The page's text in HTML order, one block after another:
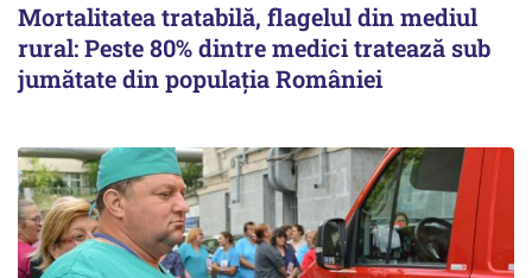
Mortalitatea tratabilă, flagelul din mediul
rural: Peste 80% dintre medici tratează sub
jumătate din populația României